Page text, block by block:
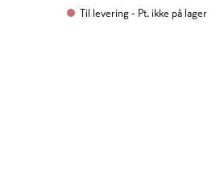
Til levering - Pt. ikke på lager